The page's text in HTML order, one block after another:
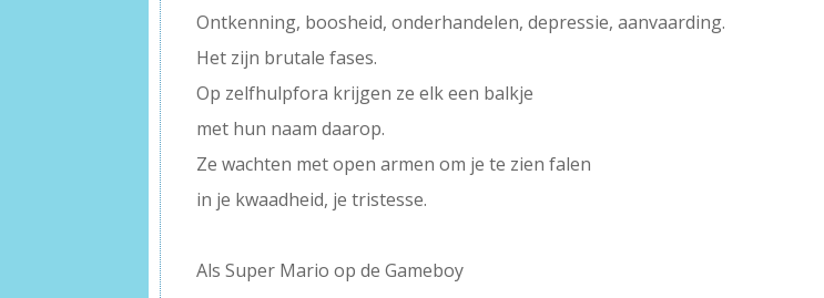
Ontkenning, boosheid, onderhandelen, depressie, aanvaarding.
Het zijn brutale fases.
Op zelfhulpfora krijgen ze elk een balkje
met hun naam daarop.
Ze wachten met open armen om je te zien falen
in je kwaadheid, je tristesse.
Als Super Mario op de Gameboy